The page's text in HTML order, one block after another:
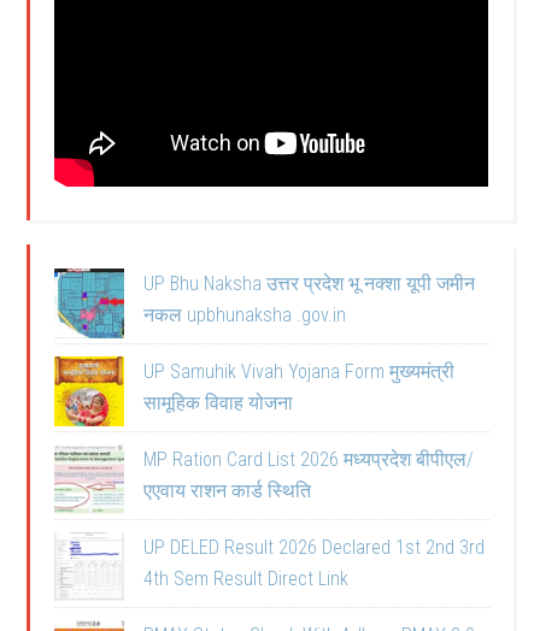
UP Bhu Naksha उत्तर प्रदेश भू नक्शा यूपी जमीन
नकल upbhunaksha .gov.in
UP Samuhik Vivah Yojana Form मुख्यमंत्री
सामूहिक विवाह योजना
MP Ration Card List 2026 मध्यप्रदेश बीपीएल/
एएवाय राशन कार्ड स्थिति
UP DELED Result 2026 Declared 1st 2nd 3rd
4th Sem Result Direct Link